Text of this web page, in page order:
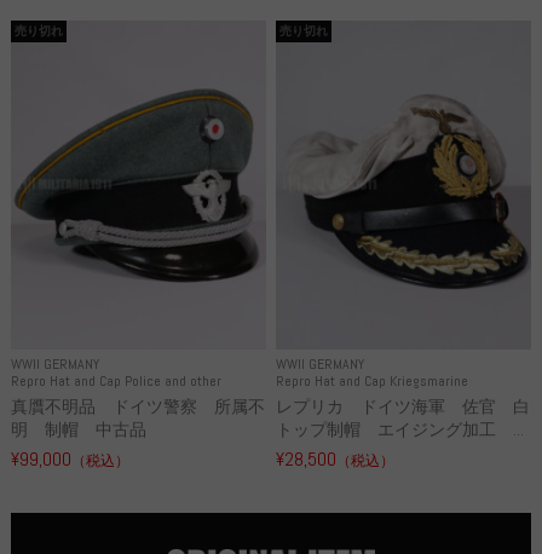
WWII GERMANY
Repro Hat and Cap Police and other
売り切れ
真贋不明品 ドイツ警察 所属不
明 制帽 中古品
¥99,000 （税込）
WWII GERMANY
Repro Hat and Cap Kriegsmarine
売り切れ
レプリカ ドイツ海軍 佐官 白
トップ制帽 エイジング加工 ...
¥28,500 （税込）